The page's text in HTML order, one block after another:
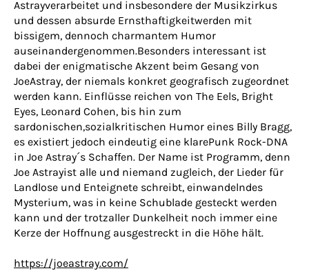
Astrayverarbeitet und insbesondere der Musikzirkus
und dessen absurde Ernsthaftigkeitwerden mit
bissigem, dennoch charmantem Humor
auseinandergenommen.Besonders interessant ist
dabei der enigmatische Akzent beim Gesang von
JoeAstray, der niemals konkret geografisch zugeordnet
werden kann. Einflüsse reichen von The Eels, Bright
Eyes, Leonard Cohen, bis hin zum
sardonischen,sozialkritischen Humor eines Billy Bragg,
es existiert jedoch eindeutig eine klarePunk Rock-DNA
in Joe Astray´s Schaffen. Der Name ist Programm, denn
Joe Astrayist alle und niemand zugleich, der Lieder für
Landlose und Enteignete schreibt, einwandelndes
Mysterium, was in keine Schublade gesteckt werden
kann und der trotzaller Dunkelheit noch immer eine
Kerze der Hoffnung ausgestreckt in die Höhe hält.
https://joeastray.com/